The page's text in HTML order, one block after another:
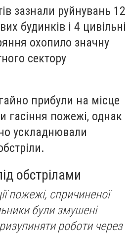
зазнали руйнувань 12
будинків і 4 цивільні
охопило значну
сектору
прибули на місце
гасіння пожежі, однак
ускладнювали
обстрілами
пожежі, спричиненої
були змушені
роботи через